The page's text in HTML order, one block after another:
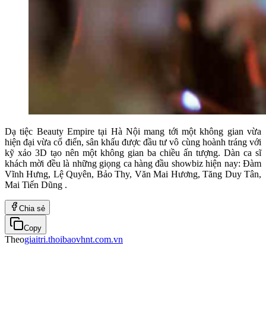
Dạ tiệc Beauty Empire tại Hà Nội mang tới một không gian vừa
hiện đại vừa cổ điển, sân khấu được đầu tư vô cùng hoành tráng với
kỹ xảo 3D tạo nên một không gian ba chiều ấn tượng. Dàn ca sĩ
khách mời đều là những giọng ca hàng đầu showbiz hiện nay: Đàm
Vĩnh Hưng, Lệ Quyên, Bảo Thy, Văn Mai Hương, Tăng Duy Tân,
Mai Tiến Dũng .
Chia sẻ
Copy
Theogiaitri.thoibaovhnt.com.vn